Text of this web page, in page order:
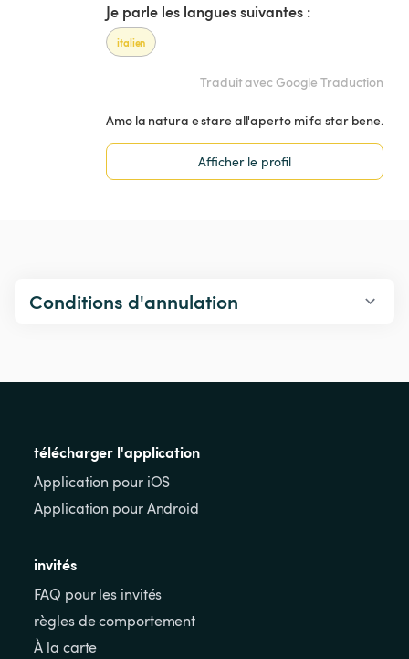
Je parle les langues suivantes :
italien
Traduit avec Google Traduction
Amo la natura e stare all'aperto mi fa star bene.
Afficher le profil
Conditions d'annulation
télécharger l'application
Application pour iOS
Application pour Android
invités
FAQ pour les invités
règles de comportement
À la carte